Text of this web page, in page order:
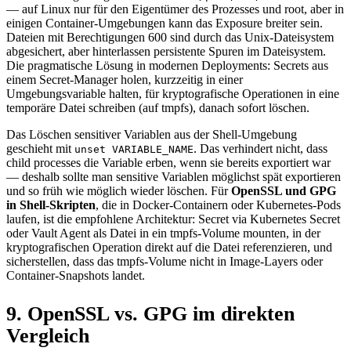
— auf Linux nur für den Eigentümer des Prozesses und root, aber in
einigen Container-Umgebungen kann das Exposure breiter sein.
Dateien mit Berechtigungen 600 sind durch das Unix-Dateisystem
abgesichert, aber hinterlassen persistente Spuren im Dateisystem.
Die pragmatische Lösung in modernen Deployments: Secrets aus
einem Secret-Manager holen, kurzzeitig in einer
Umgebungsvariable halten, für kryptografische Operationen in eine
temporäre Datei schreiben (auf tmpfs), danach sofort löschen.
Das Löschen sensitiver Variablen aus der Shell-Umgebung
geschieht mit unset VARIABLE_NAME. Das verhindert nicht, dass
child processes die Variable erben, wenn sie bereits exportiert war
— deshalb sollte man sensitive Variablen möglichst spät exportieren
und so früh wie möglich wieder löschen. FürOpenSSL und GPG
in Shell-Skripten, die in Docker-Containern oder Kubernetes-Pods
laufen, ist die empfohlene Architektur: Secret via Kubernetes Secret
oder Vault Agent als Datei in ein tmpfs-Volume mounten, in der
kryptografischen Operation direkt auf die Datei referenzieren, und
sicherstellen, dass das tmpfs-Volume nicht in Image-Layers oder
Container-Snapshots landet.
9. OpenSSL vs. GPG im direkten
Vergleich